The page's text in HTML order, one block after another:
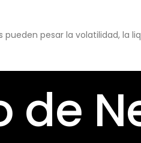
pesar la volatilidad, la
de